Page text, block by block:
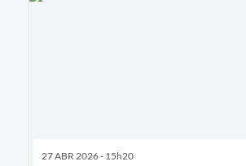
27 ABR 2026 - 15h20